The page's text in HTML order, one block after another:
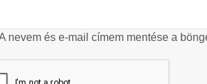
nevem és e-mail címem mentése a